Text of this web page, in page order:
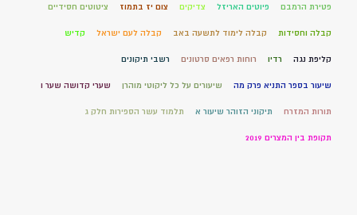
פטירת הרמבם פיוטים האריזל צדיקים צום יז בתמוז ציטוטים חסידיים
קבלה וחסידות קבלה לימוד לתשעה באב קבלה לעם ישראל קדיש
קליפת נגה רדיו רוחות רפאים סרטונים רשבי תיקונים
שיעור בספר התניא פרק מה שיעורים על כל ליקוטי מוהרן שערי קדושה שער ו
תורות המזרח תיקוני הזוהר שיעור א תלמוד עשר הספירות חלק ג
תקופת בין המצרים 2019